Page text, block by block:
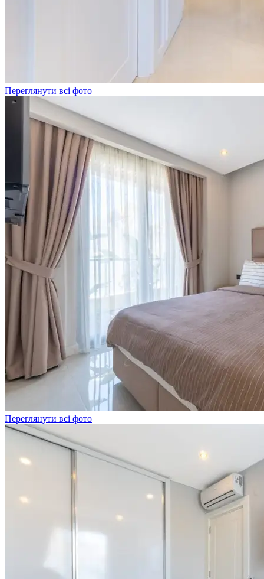
Переглянути всі фото
Переглянути всі фото